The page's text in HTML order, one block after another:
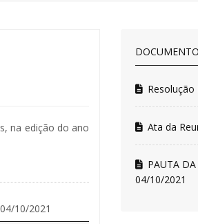
na edição do ano
10/2021
Resolução
Ata da
PAUTA
04/10/2021